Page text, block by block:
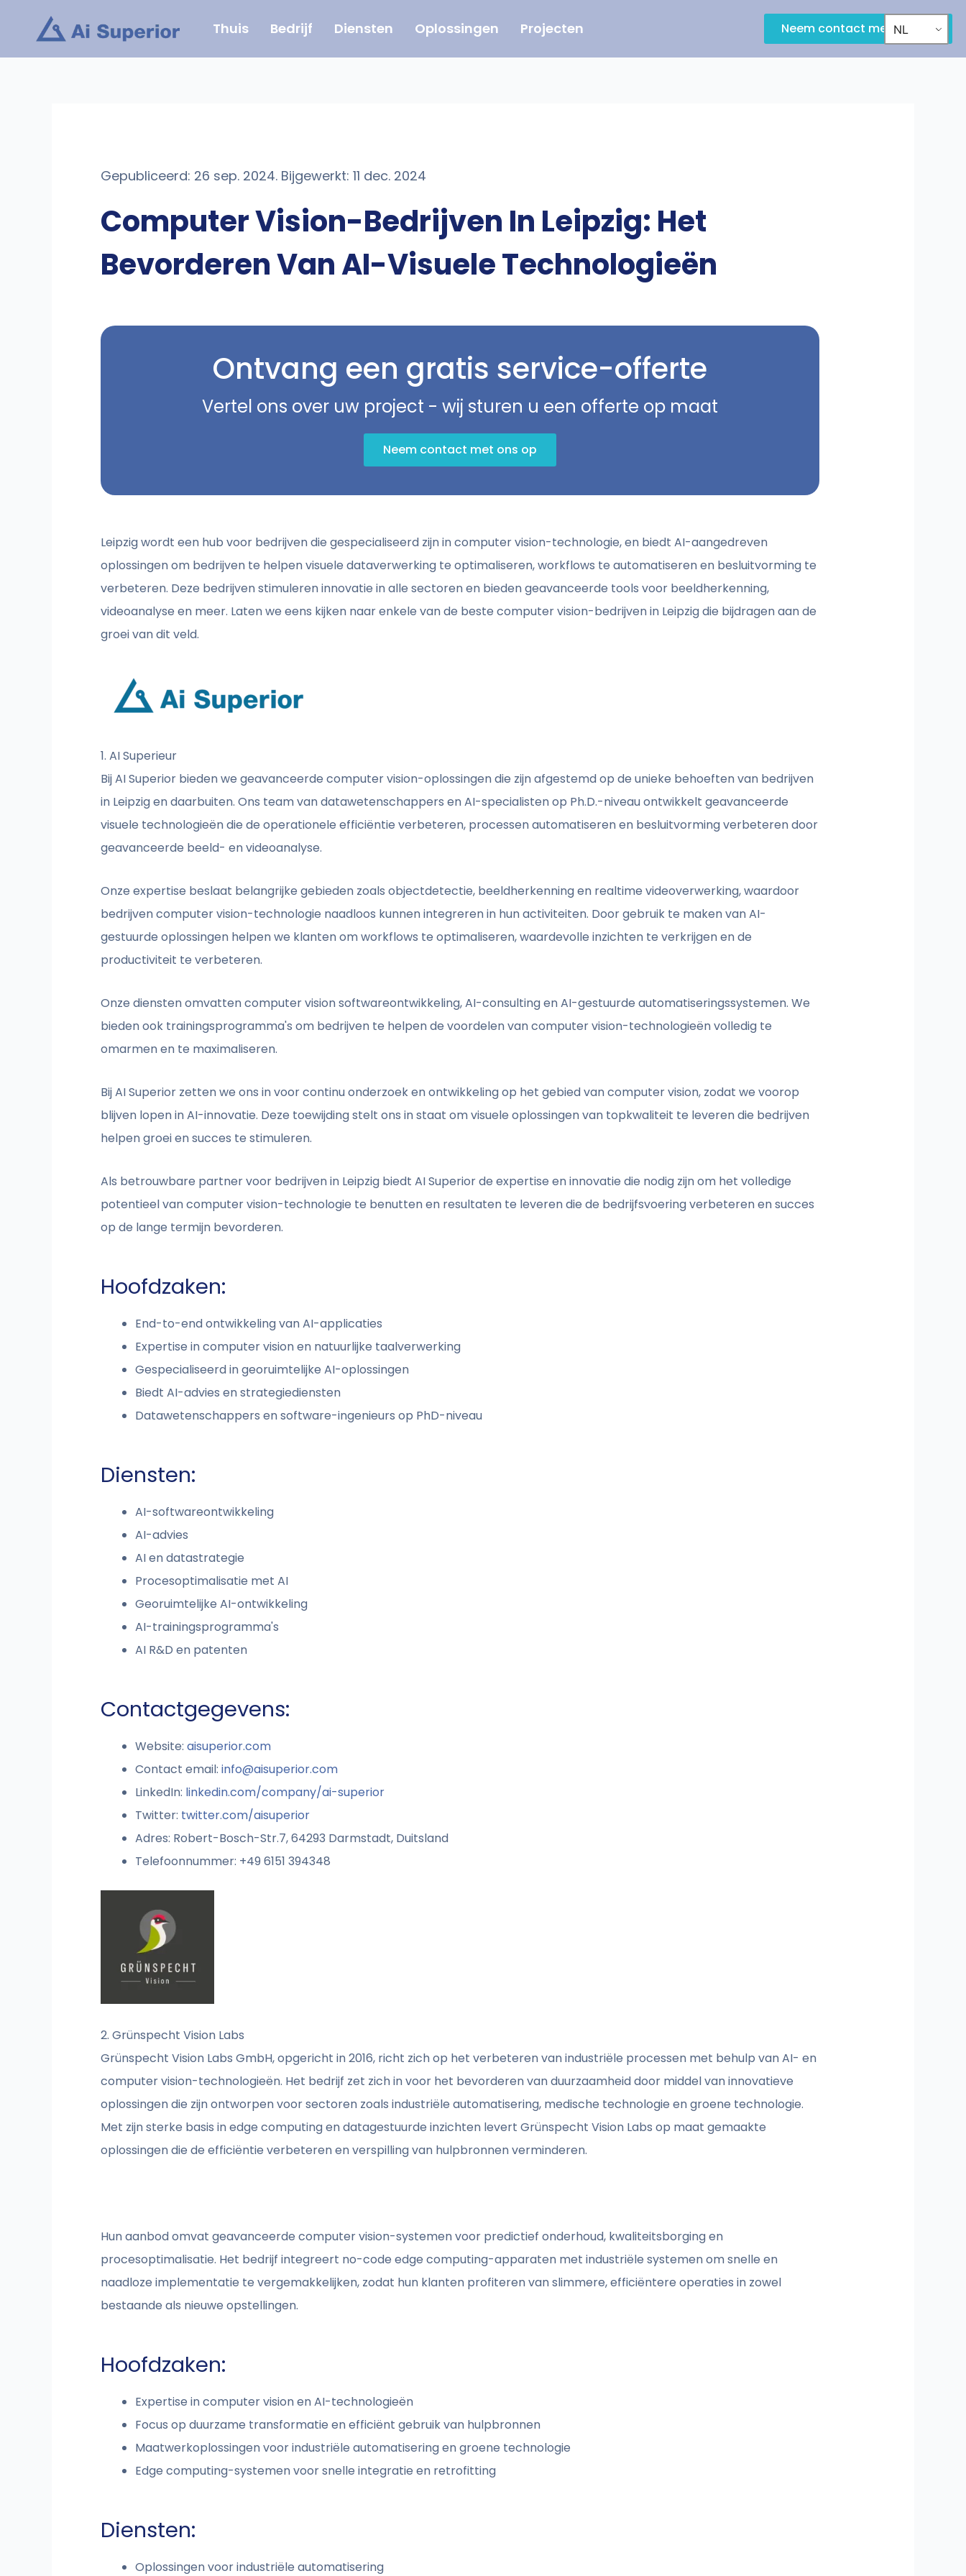
Thuis Bedrijf Diensten Oplossingen Projecten Neem contact met ons op
NL
Gepubliceerd: 26 sep. 2024. Bijgewerkt: 11 dec. 2024
Computer Vision-Bedrijven In Leipzig: Het
Bevorderen Van AI-Visuele Technologieën
Ontvang een gratis service-offerte
Vertel ons over uw project - wij sturen u een offerte op maat
Neem contact met ons op
Leipzig wordt een hub voor bedrijven die gespecialiseerd zijn in computer vision-technologie, en biedt AI-aangedreven
oplossingen om bedrijven te helpen visuele dataverwerking te optimaliseren, workflows te automatiseren en besluitvorming te
verbeteren. Deze bedrijven stimuleren innovatie in alle sectoren en bieden geavanceerde tools voor beeldherkenning,
videoanalyse en meer. Laten we eens kijken naar enkele van de beste computer vision-bedrijven in Leipzig die bijdragen aan de
groei van dit veld.
1. AI Superieur
Bij AI Superior bieden we geavanceerde computer vision-oplossingen die zijn afgestemd op de unieke behoeften van bedrijven
in Leipzig en daarbuiten. Ons team van datawetenschappers en AI-specialisten op Ph.D.-niveau ontwikkelt geavanceerde
visuele technologieën die de operationele efficiëntie verbeteren, processen automatiseren en besluitvorming verbeteren door
geavanceerde beeld- en videoanalyse.
Onze expertise beslaat belangrijke gebieden zoals objectdetectie, beeldherkenning en realtime videoverwerking, waardoor
bedrijven computer vision-technologie naadloos kunnen integreren in hun activiteiten. Door gebruik te maken van AI-
gestuurde oplossingen helpen we klanten om workflows te optimaliseren, waardevolle inzichten te verkrijgen en de
productiviteit te verbeteren.
Onze diensten omvatten computer vision softwareontwikkeling, AI-consulting en AI-gestuurde automatiseringssystemen. We
bieden ook trainingsprogramma's om bedrijven te helpen de voordelen van computer vision-technologieën volledig te
omarmen en te maximaliseren.
Bij AI Superior zetten we ons in voor continu onderzoek en ontwikkeling op het gebied van computer vision, zodat we voorop
blijven lopen in AI-innovatie. Deze toewijding stelt ons in staat om visuele oplossingen van topkwaliteit te leveren die bedrijven
helpen groei en succes te stimuleren.
Als betrouwbare partner voor bedrijven in Leipzig biedt AI Superior de expertise en innovatie die nodig zijn om het volledige
potentieel van computer vision-technologie te benutten en resultaten te leveren die de bedrijfsvoering verbeteren en succes
op de lange termijn bevorderen.
Hoofdzaken:
End-to-end ontwikkeling van AI-applicaties
Expertise in computer vision en natuurlijke taalverwerking
Gespecialiseerd in georuimtelijke AI-oplossingen
Biedt AI-advies en strategiediensten
Datawetenschappers en software-ingenieurs op PhD-niveau
Diensten:
AI-softwareontwikkeling
AI-advies
AI en datastrategie
Procesoptimalisatie met AI
Georuimtelijke AI-ontwikkeling
AI-trainingsprogramma's
AI R&D en patenten
Contactgegevens:
Website: aisuperior.com
Contact email: info@aisuperior.com
LinkedIn: linkedin.com/company/ai-superior
Twitter: twitter.com/aisuperior
Adres: Robert-Bosch-Str.7, 64293 Darmstadt, Duitsland
Telefoonnummer: +49 6151 394348
2. Grünspecht Vision Labs
Grünspecht Vision Labs GmbH, opgericht in 2016, richt zich op het verbeteren van industriële processen met behulp van AI- en
computer vision-technologieën. Het bedrijf zet zich in voor het bevorderen van duurzaamheid door middel van innovatieve
oplossingen die zijn ontworpen voor sectoren zoals industriële automatisering, medische technologie en groene technologie.
Met zijn sterke basis in edge computing en datagestuurde inzichten levert Grünspecht Vision Labs op maat gemaakte
oplossingen die de efficiëntie verbeteren en verspilling van hulpbronnen verminderen.
Hun aanbod omvat geavanceerde computer vision-systemen voor predictief onderhoud, kwaliteitsborging en
procesoptimalisatie. Het bedrijf integreert no-code edge computing-apparaten met industriële systemen om snelle en
naadloze implementatie te vergemakkelijken, zodat hun klanten profiteren van slimmere, efficiëntere operaties in zowel
bestaande als nieuwe opstellingen.
Hoofdzaken:
Expertise in computer vision en AI-technologieën
Focus op duurzame transformatie en efficiënt gebruik van hulpbronnen
Maatwerkoplossingen voor industriële automatisering en groene technologie
Edge computing-systemen voor snelle integratie en retrofitting
Diensten:
Oplossingen voor industriële automatisering